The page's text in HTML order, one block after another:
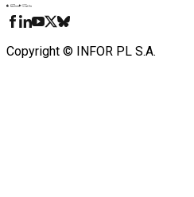
Copyright © INFOR PL S.A.